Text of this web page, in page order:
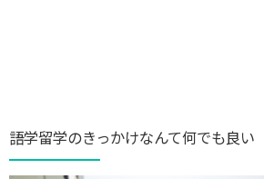
語学留学のきっかけなんて何でも良い